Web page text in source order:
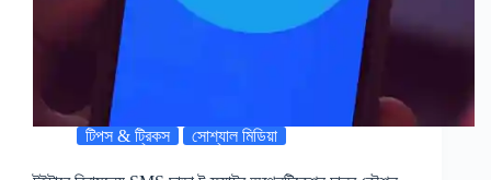
টিপস & ট্রিকস সোশ্যাল মিডিয়া